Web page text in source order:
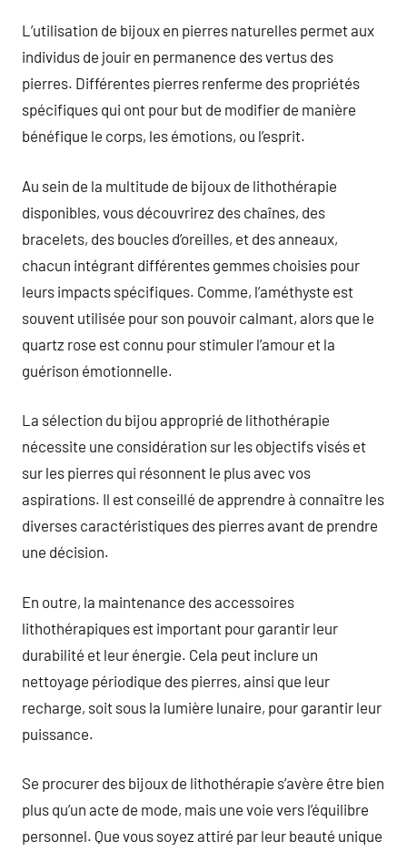
L’utilisation de bijoux en pierres naturelles permet aux
individus de jouir en permanence des vertus des
pierres. Différentes pierres renferme des propriétés
spécifiques qui ont pour but de modifier de manière
bénéfique le corps, les émotions, ou l’esprit.
Au sein de la multitude de bijoux de lithothérapie
disponibles, vous découvrirez des chaînes, des
bracelets, des boucles d’oreilles, et des anneaux,
chacun intégrant différentes gemmes choisies pour
leurs impacts spécifiques. Comme, l’améthyste est
souvent utilisée pour son pouvoir calmant, alors que le
quartz rose est connu pour stimuler l’amour et la
guérison émotionnelle.
La sélection du bijou approprié de lithothérapie
nécessite une considération sur les objectifs visés et
sur les pierres qui résonnent le plus avec vos
aspirations. Il est conseillé de apprendre à connaître les
diverses caractéristiques des pierres avant de prendre
une décision.
En outre, la maintenance des accessoires
lithothérapiques est important pour garantir leur
durabilité et leur énergie. Cela peut inclure un
nettoyage périodique des pierres, ainsi que leur
recharge, soit sous la lumière lunaire, pour garantir leur
puissance.
Se procurer des bijoux de lithothérapie s’avère être bien
plus qu’un acte de mode, mais une voie vers l’équilibre
personnel. Que vous soyez attiré par leur beauté unique